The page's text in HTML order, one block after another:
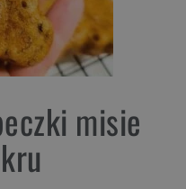
misie